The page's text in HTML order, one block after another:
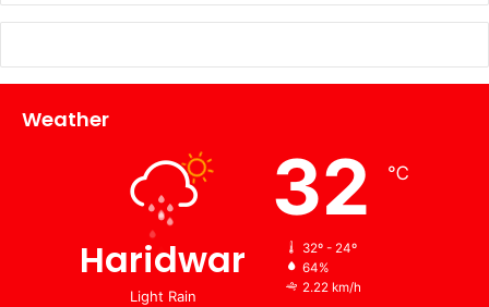
Weather
Haridwar
Light Rain
32 ℃
32º - 24º
64%
2.22 km/h